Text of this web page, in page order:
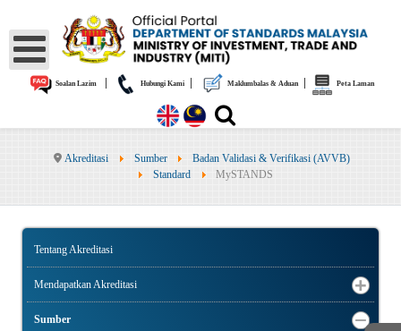
Soalan Lazim| Hubungi Kami| Maklumbalas & Aduan| Peta Laman
Akreditasi Sumber
Badan Validasi & Verifikasi (AVVB)
Standard
MySTANDS
Tentang Akreditasi
Mendapatkan Akreditasi
Sumber